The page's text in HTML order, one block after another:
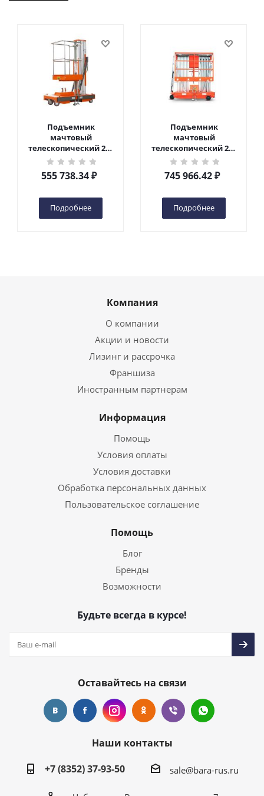
Подъемник
мачтовый
телескопический 200
кг 6 м TOR GTWY6-200S
DC 2-мачтовый
(автономный) (G) в
555 738.34₽
Подробнее
Подъемник
мачтовый
телескопический 200
кг 10 м TOR GTWY10-
200S DC 2-мачтовый
(автономный) (N) в
745 966.42₽
Подробнее
Компания
О компании
Акции и новости
Лизинг и рассрочка
Франшиза
Иностранным партнерам
Информация
Помощь
Условия оплаты
Условия доставки
Обработка персональных данных
Пользовательское соглашение
Помощь
Блог
Бренды
Возможности
Будьте всегда в курсе!
Оставайтесь на связи
Наши контакты
+7 (8352) 37-93-50
sale@bara-rus.ru